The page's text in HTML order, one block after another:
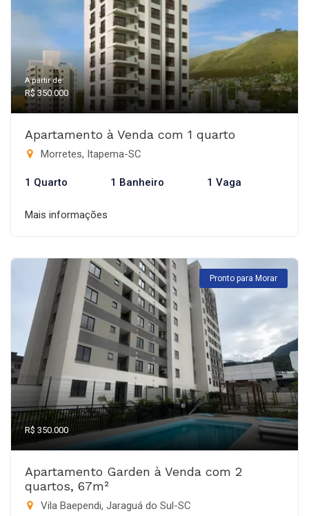
A partir de:
R$ 350.000
Apartamento à Venda com 1 quarto
Morretes, Itapema-SC
1 Quarto 1 Banheiro 1 Vaga
Mais informações
Pronto para Morar
R$ 350.000
Apartamento Garden à Venda com 2
quartos, 67m²
Vila Baependi, Jaraguá do Sul-SC